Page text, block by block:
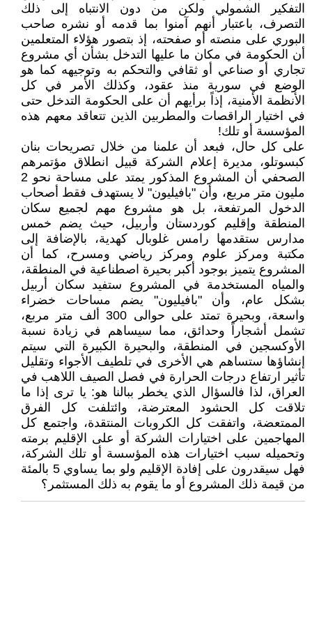
التفكير الشمولي ولكن من دون الانتباه إلى ذلك
التصرف، باعتبار أنهم آمنوا بما قدمه أو نشره صاحب
البوري على منصته أو صفحته، إذ بتصور هؤلاء المتعلمين
أن الحكومة في مكان ما عليها التدخل بشأن أي مشروع
تجاري أو صناعي أو ثقافي والتحكم به وتوجيهه كما هو
الوضع في سورية منذ عقود، وكذلك الأمر في كل
الأنظمة الأمنية، إذاً برأيهم أن على الحكومة التدخل حتى
في اختيار الراقصات والمطربين الذين تتعاقد معهم هذه
المؤسسة أو تلك!
على كل حال، فبعد أن علمنا من خلال تصريحات بنان
كبسوتلو، مديرة إعلام الشركة قبيل انطلاق مؤتمرهم
الصحفي أن المشروع المذكور يمتد على مساحة نحو 2
مليون متر مربع، وأن "بافيليون" لا يستهدف فقط أصحاب
الدخول المرتفعة، بل هو مشروع مهم لجميع سكان
المنطقة وإقليم كوردستان وأربيل، حيث يضم خمس
مدارس ستقدمها رامس غلوبال كهدية، بالإضافة إلى
مكتبة ومركز علوم ومركز رياضي ومسرح، كما أن
المشروع يتميز بوجود أكبر بحيرة اصطناعية في المنطقة،
والمياه المستخدمة في المشروع ستفيد سكان أربيل
بشكل عام، وأن "بافيليون" يضم مساحات خضراء
واسعة، وبحيرة تمتد على حوالى 300 ألف متر مربع،
تشمل أشجاراً وحدائق، مما سيساهم في زيادة نسبة
الأوكسجين في المنطقة، والبحيرة الكبيرة التي سيتم
إنشاؤها ستساهم هي الأخرى في تلطيف الأجواء وتقليل
تأثير ارتفاع درجات الحرارة في فصل الصيف اللاهب في
العراق، لذا فالسؤال الذي يخطر ببالنا هو: يا ترى إذا ما
تلاقت كل الحشود المعترضة، وائتلفت كل الفرق
الممتعضة، واتفقت كل الكروبات المنتقدة، واجتمع كل
المهاجمين على اختيارات الشركة أو على الإقليم برمته
وتحميله سبب اختيارات هذه المؤسسة أو تلك الشركة،
فهل سيقدرون على إفادة الإقليم ولو بما يساوي 5 بالمئة
من قيمة ذلك المشروع أو ما يقوم به ذلك المستثمر؟